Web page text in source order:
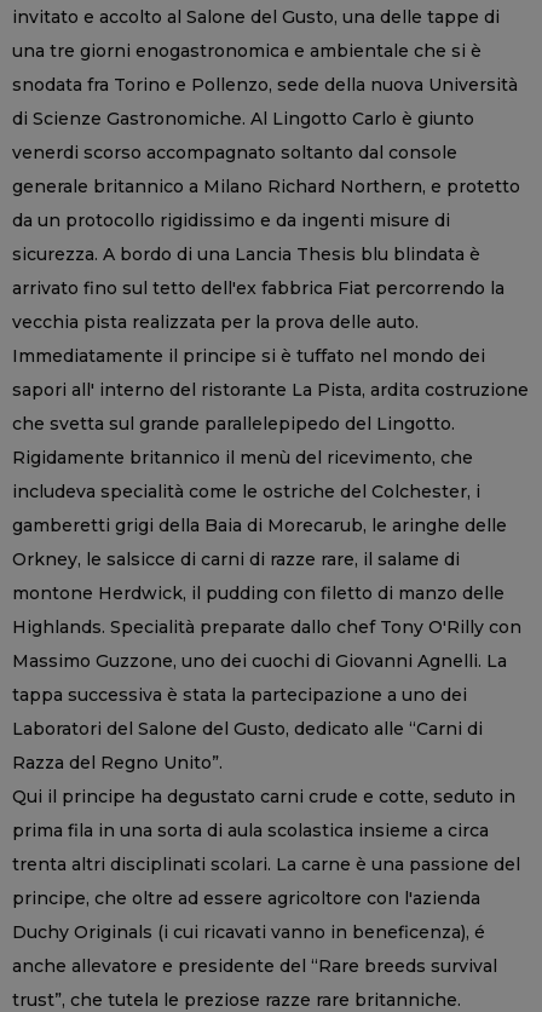
invitato e accolto al Salone del Gusto, una delle tappe di
una tre giorni enogastronomica e ambientale che si è
snodata fra Torino e Pollenzo, sede della nuova Università
di Scienze Gastronomiche. Al Lingotto Carlo è giunto
venerdi scorso accompagnato soltanto dal console
generale britannico a Milano Richard Northern, e protetto
da un protocollo rigidissimo e da ingenti misure di
sicurezza. A bordo di una Lancia Thesis blu blindata è
arrivato fino sul tetto dell'ex fabbrica Fiat percorrendo la
vecchia pista realizzata per la prova delle auto.
Immediatamente il principe si è tuffato nel mondo dei
sapori all' interno del ristorante La Pista, ardita costruzione
che svetta sul grande parallelepipedo del Lingotto.
Rigidamente britannico il menù del ricevimento, che
includeva specialità come le ostriche del Colchester, i
gamberetti grigi della Baia di Morecarub, le aringhe delle
Orkney, le salsicce di carni di razze rare, il salame di
montone Herdwick, il pudding con filetto di manzo delle
Highlands. Specialità preparate dallo chef Tony O'Rilly con
Massimo Guzzone, uno dei cuochi di Giovanni Agnelli. La
tappa successiva è stata la partecipazione a uno dei
Laboratori del Salone del Gusto, dedicato alle “Carni di
Razza del Regno Unito”.
Qui il principe ha degustato carni crude e cotte, seduto in
prima fila in una sorta di aula scolastica insieme a circa
trenta altri disciplinati scolari. La carne è una passione del
principe, che oltre ad essere agricoltore con l'azienda
Duchy Originals (i cui ricavati vanno in beneficenza), é
anche allevatore e presidente del “Rare breeds survival
trust”, che tutela le preziose razze rare britanniche.